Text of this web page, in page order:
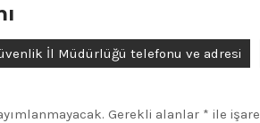
İl Müdürlüğü telefonu ve adresi
Gerekli alanlar * ile